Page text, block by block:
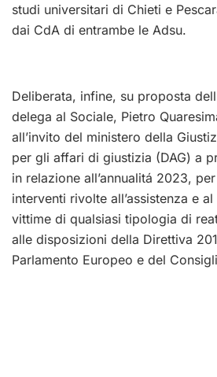
studi universitari di Chieti e
dai CdA di entrambe le Adsu.
Deliberata, infine, su proposta
delega al Sociale, Pietro
all’invito del ministero della
per gli affari di giustizia (DAG) a
in relazione all’annualitá 2023,
interventi rivolte all’assistenza e
vittime di qualsiasi tipologia di
alle disposizioni della Direttiva
Parlamento Europeo e del